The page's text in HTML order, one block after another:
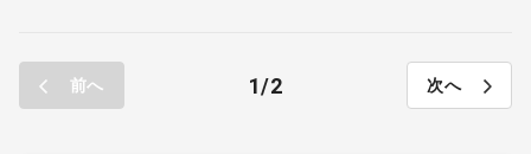
前へ 1 2 次へ